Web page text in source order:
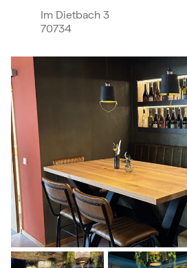
Im Dietbach 3
70734